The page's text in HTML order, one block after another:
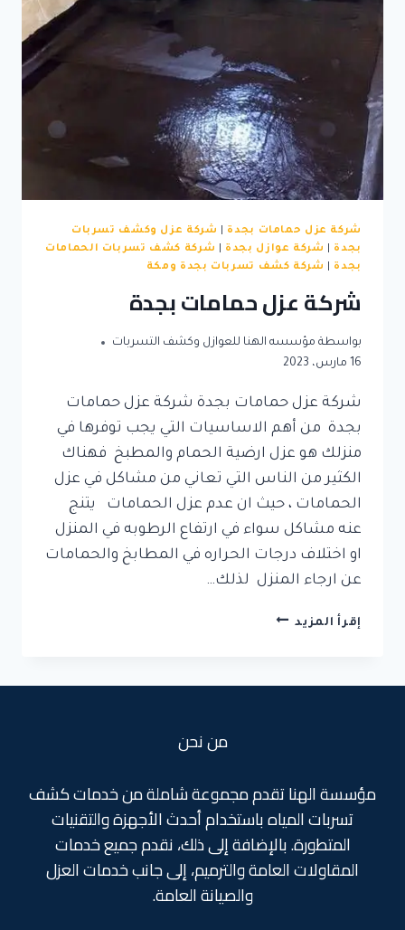
شركة عزل حمامات بجدة
شركة عزل وكشف تسربات
بجدة
شركة عوازل بجدة
شركة كشف تسربات الحمامات
بجدة
شركة كشف تسربات بجدة ومكة
شركة عزل حمامات بجدة
بواسطة مؤسسه الهنا للعوازل وكشف التسربات
16 مارس، 2023
شركة عزل حمامات بجدة شركة عزل حمامات
بجدة من أهم الاساسيات التي يجب توفرها في
منزلك هو عزل ارضية الحمام والمطبخ فهناك
الكثير من الناس التي تعاني من مشاكل في عزل
الحمامات ، حيث ان عدم عزل الحمامات يتنج
عنه مشاكل سواء في ارتفاع الرطوبه في المنزل
او اختلاف درجات الحراره في المطابخ والحمامات
عن ارجاء المنزل لذلك…
إقرأ المزيد شركة
من نحن
مؤسسة الهنا تقدم مجموعة شاملة من خدمات كشف
تسربات المياه باستخدام أحدث الأجهزة والتقنيات
المتطورة. بالإضافة إلى ذلك، نقدم جميع خدمات
المقاولات العامة والترميم، إلى جانب خدمات العزل
والصيانة العامة.